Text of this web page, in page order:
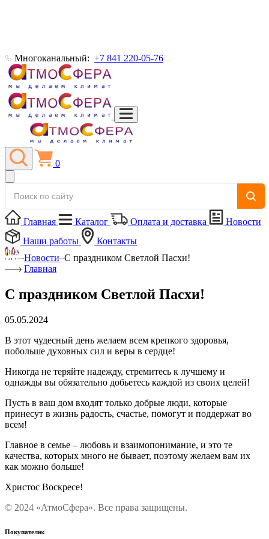
Многоканальный: +7 841 220-05-76
0
Главная Каталог Оплата и доставка
Новости
Наши работы
Контакты
Новости С праздником Светлой Пасхи!
Главная
С праздником Светлой Пасхи!
05.05.2024
В этот чудесный день желаем всем крепкого здоровья,
побольше духовных сил и веры в сердце!
Никогда не теряйте надежду, стремитесь к лучшему и
однажды вы обязательно добьетесь каждой из своих целей!
Пусть в ваш дом входят только добрые люди, которые
принесут в жизнь радость, счастье, помогут и поддержат во
всем!
Главное в семье – любовь и взаимопонимание, и это те
качества, которых много не бывает, поэтому желаем вам их
как можно больше!
Христос Воскресе!
© 2024 «АтмоСфера». Все права защищены.
Покупателю: